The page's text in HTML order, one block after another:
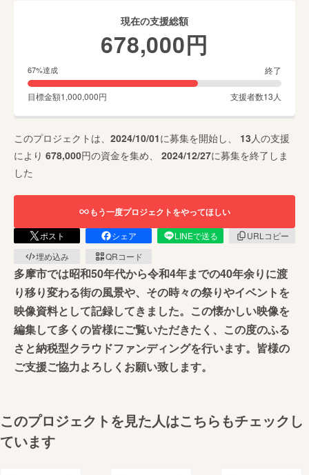
現在の支援総額
678,000円
67%達成 終了
目標金額1,000,000円 支援者数13 人
このプロジェクトは、 2024/10/01に募集を開始し、 13 人の支援
により 678,000円の資金を集め、 2024/12/27に募集を終了しま
した
もう一度プロジェクトをやってほしい
ポスト シェア LINEで送る
URLコピー
埋め込み
QRコード
多摩市では昭和50年代から令和4年までの40年余りに渡
り移り変わる街の風景や、その時々の祭りやイベントを
映像資料として記録してきました。この懐かしい映像を
編集して多くの皆様にご覧いただきたく、この度のふる
さと納税型クラウドファンディングを行います。皆様の
ご支援ご協力よろしくお願い致します。
このプロジェクトを見た人はこちらもチェックし
ています